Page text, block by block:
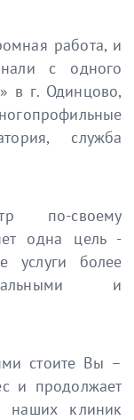
работа, и
с одного
в г. Одинцово,
служба
по-своему
одна цель -
услуги более
и
стоите Вы –
и продолжает
наших клиник